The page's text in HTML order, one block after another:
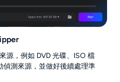
源，例如 DVD 光碟、ISO 檔
偵測來源，並做好後續處理準